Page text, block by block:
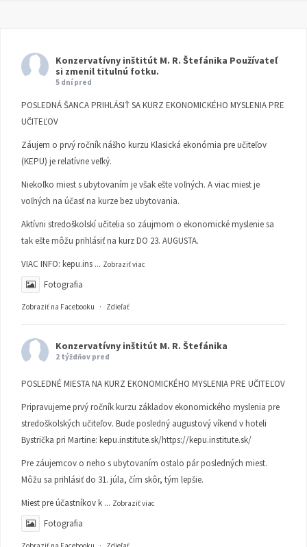
Konzervatívny inštitút M. R. Štefánika Používateľ
si zmenil titulnú fotku.
5 dní pred
POSLEDNÁ ŠANCA PRIHLÁSIŤ SA KURZ EKONOMICKÉHO MYSLENIA PRE
UČITEĽOV
Záujem o prvý ročník nášho kurzu Klasická ekonómia pre učiteľov
(KEPU) je relatívne veľký.
Niekoľko miest s ubytovaním je však ešte voľných. A viac miest je
voľných na účasť na kurze bez ubytovania.
Aktívni stredoškolskí učitelia so záujmom o ekonomické myslenie sa
tak ešte môžu prihlásiť na kurz DO 23. AUGUSTA.
VIAC INFO: kepu.ins ... Zobraziť viac
Fotografia
Zobraziť na Facebooku · Zdieľať
Konzervatívny inštitút M. R. Štefánika
2 týždňov pred
POSLEDNÉ MIESTA NA KURZ EKONOMICKÉHO MYSLENIA PRE UČITEĽOV
Pripravujeme prvý ročník kurzu základov ekonomického myslenia pre
stredoškolských učiteľov. Bude posledný augustový víkend v hoteli
Bystrička pri Martine: kepu.institute.sk/https://kepu.institute.sk/
Pre záujemcov o neho s ubytovaním ostalo pár posledných miest.
Môžu sa prihlásiť do 31. júla, čím skôr, tým lepšie.
Miest pre účastníkov k ... Zobraziť viac
Fotografia